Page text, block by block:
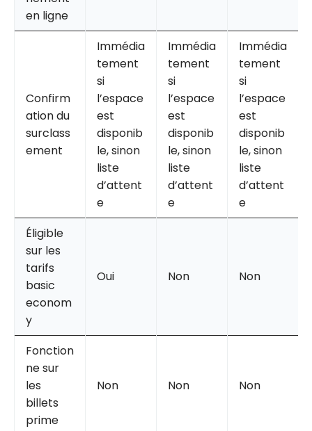
en ligne
Confirm
ation du
surclass
ement
Immédia
tement
si
l’espace
est
disponib
le, sinon
liste
d’attent
e
Immédia
tement
si
l’espace
est
disponib
le, sinon
liste
d’attent
e
Immédia
tement
si
l’espace
est
disponib
le, sinon
liste
d’attent
e
Éligible
sur les
tarifs
basic
econom
y
Oui Non Non
Fonction
ne sur
les
billets
prime
Non Non Non